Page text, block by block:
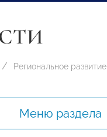
Региональное развитие
Меню раздела